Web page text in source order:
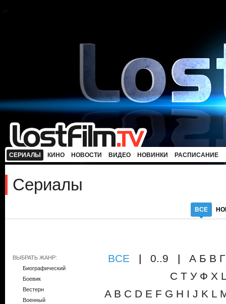
СЕРИАЛЫ КИНО НОВОСТИ ВИДЕО НОВИНКИ РАСПИСАНИЕ
Сериалы
ВСЕ
ВЫБРАТЬ ЖАНР:
Биографический
Боевик
Вестерн
Военный
ВCE | 0..9 | А Б В Г
С Т У Ф Х
A B C D E F G H I J K L